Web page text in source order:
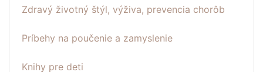
Zdravý životný štýl, výživa, prevencia chorôb
Príbehy na poučenie a zamyslenie
Knihy pre deti